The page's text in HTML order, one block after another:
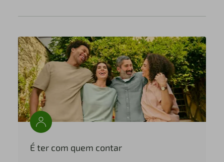
É ter com quem contar